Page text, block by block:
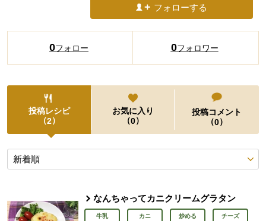
フォローする
0フォロー 0フォロワー
投稿レシピ
（2）
お気に入り
（0）
投稿コメント
（0）
投稿レシピ
なんちゃってカニクリームグラタン
牛乳 カニ 炒める チーズ